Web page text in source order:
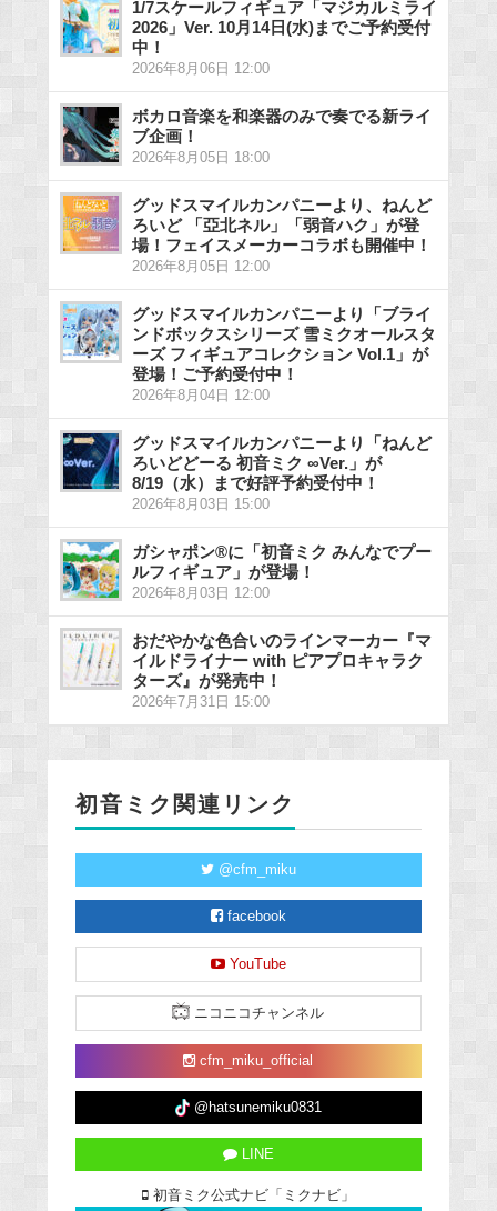
1/7スケールフィギュア「マジカルミライ
2026」Ver. 10月14日(水)までご予約受付
中！
2026年8月06日 12:00
ボカロ音楽を和楽器のみで奏でる新ライ
ブ企画！
2026年8月05日 18:00
グッドスマイルカンパニーより、ねんど
ろいど 「亞北ネル」「弱音ハク」が登
場！フェイスメーカーコラボも開催中！
2026年8月05日 12:00
グッドスマイルカンパニーより「ブライ
ンドボックスシリーズ 雪ミクオールスタ
ーズ フィギュアコレクション Vol.1」が
登場！ご予約受付中！
2026年8月04日 12:00
グッドスマイルカンパニーより「ねんど
ろいどどーる 初音ミク ∞Ver.」が
8/19（水）まで好評予約受付中！
2026年8月03日 15:00
ガシャポン®に「初音ミク みんなでプー
ルフィギュア」が登場！
2026年8月03日 12:00
おだやかな色合いのラインマーカー『マ
イルドライナー with ピアプロキャラク
ターズ』が発売中！
2026年7月31日 15:00
初音ミク関連リンク
@cfm_miku
facebook
YouTube
ニコニコチャンネル
cfm_miku_official
@hatsunemiku0831
LINE
初音ミク公式ナビ「ミクナビ」